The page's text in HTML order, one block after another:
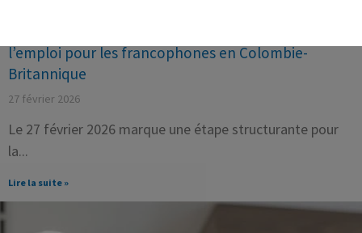
l’emploi pour les francophones en Colombie-
Britannique
27 février 2026
Le 27 février 2026 marque une étape structurante pour
la
Lire la suite »